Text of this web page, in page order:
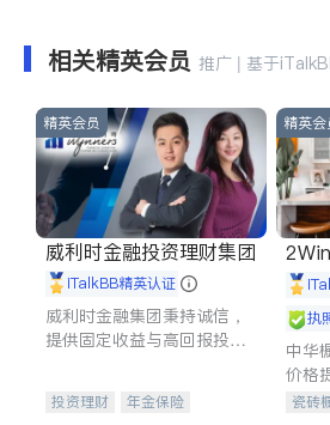
相关精英会员 推广 | 基于
精英会员
威利时金融投资理财集团
iTalkBB精英认证
威利时金融集团秉持诚信，
提供固定收益与高回报投资
合，助力客户实现目标
投资理财
年金保险
精英会
执
中华
价格
台面
瓷砖